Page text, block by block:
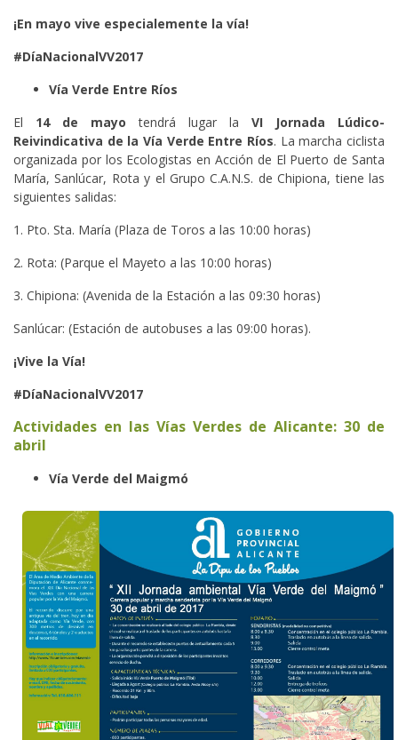
¡En mayo vive especialemente la vía!
#DíaNacionalVV2017
Vía Verde Entre Ríos
El 14 de mayo tendrá lugar la VI Jornada Lúdico-
Reivindicativa de la Vía Verde Entre Ríos. La marcha ciclista
organizada por los Ecologistas en Acción de El Puerto de Santa
María, Sanlúcar, Rota y el Grupo C.A.N.S. de Chipiona, tiene las
siguientes salidas:
1. Pto. Sta. María (Plaza de Toros a las 10:00 horas)
2. Rota: (Parque el Mayeto a las 10:00 horas)
3. Chipiona: (Avenida de la Estación a las 09:30 horas)
Sanlúcar: (Estación de autobuses a las 09:00 horas).
¡Vive la Vía!
#DíaNacionalVV2017
Actividades en las Vías Verdes de Alicante: 30 de
abril
Vía Verde del Maigmó